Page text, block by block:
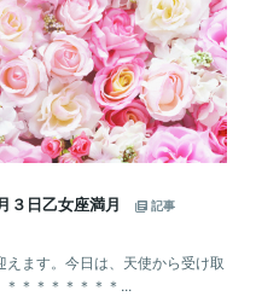
３日乙女座満月
記事
ます。今日は、天使から受け取
＊＊＊＊＊＊＊...